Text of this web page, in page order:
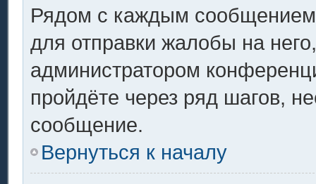
Рядом с каждым сообщением
для отправки жалобы на
администратором
пройдёте через ряд шагов,
сообщение.
Вернуться к началу